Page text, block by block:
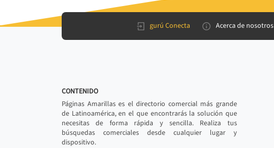
gurú Conecta Acerca de nosotros
CONTENIDO
Páginas Amarillas es el directorio comercial más grande
de Latinoamérica, en el que encontrarás la solución que
necesitas de forma rápida y sencilla. Realiza tus
búsquedas comerciales desde cualquier lugar y
dispositivo.